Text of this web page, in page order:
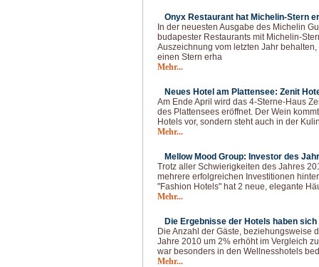
Onyx Restaurant hat Michelin-Stern
In der neuesten Ausgabe des Michelin
budapester Restaurants mit Michelin-
Auszeichnung vom letzten Jahr
einen Stern erha
Mehr...
Neues Hotel am Plattensee: Zenit
Am Ende April wird das 4-Sterne-Haus
des Plattensees eröffnet. Der Wein
Hotels vor, sondern steht auch in der
Mehr...
Mellow Mood Group: Investor des
Trotz aller Schwierigkeiten des Jahres
mehrere erfolgreichen Investitionen
"Fashion Hotels" hat 2 neue, elegante
Mehr...
Die Ergebnisse der Hotels haben
Die Anzahl der Gäste, beziehungsweise
Jahre 2010 um 2% erhöht im Vergleich
war besonders in den Wellnesshotels
Mehr...